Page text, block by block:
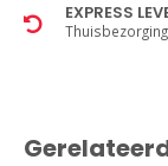
EXPRESS